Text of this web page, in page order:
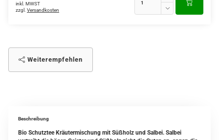
inkl. MWST
zzgl. Versandkosten
Weiterempfehlen
Beschreibung
Bio Schutztee Kräutermischung mit Süßholz und Salbei. Salbei